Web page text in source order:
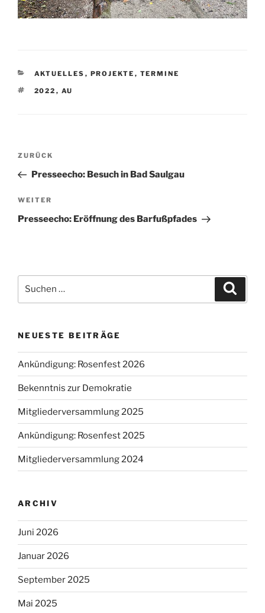
KATEGORIEN
AKTUELLES , PROJEKTE , TERMINE
SCHLAGWÖRTER
2022 , AU
Beitragsnavigation
Vorheriger
Beitrag
ZURÜCK
Presseecho: Besuch in Bad Saulgau
Nächster
Beitrag
WEITER
Presseecho: Eröffnung des Barfußpfades
nach:
NEUESTE BEITRÄGE
Ankündigung: Rosenfest 2026
Bekenntnis zur Demokratie
Mitgliederversammlung 2025
Ankündigung: Rosenfest 2025
Mitgliederversammlung 2024
ARCHIV
Juni 2026
Januar 2026
September 2025
Mai 2025